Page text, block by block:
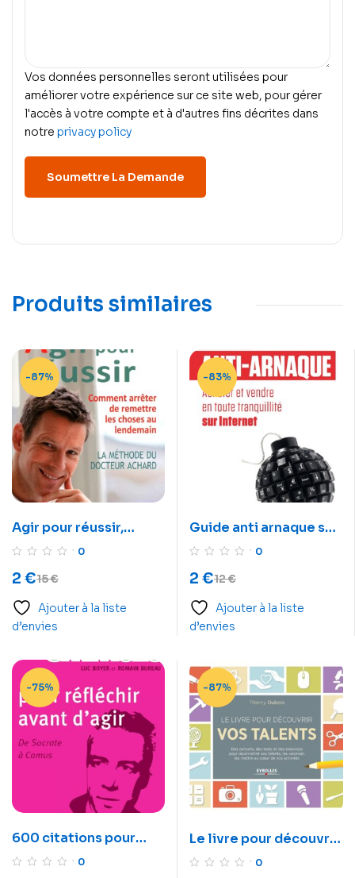
Vos données personnelles seront utilisées pour
améliorer votre expérience sur ce site web, pour gérer
l'accès à votre compte et à d'autres fins décrites dans
notre privacy policy
Produits similaires
-87%
Agir pour réussir,
comment arrêter de
lendemain
0
15€
2 €
Ajouter à la liste
d’envies
-83%
Guide anti arnaque sur
internet
0
12€
2 €
Ajouter à la liste
d’envies
-75%
600 citations pour
réfléchir avant d’agir
0
-87%
Le livre pour découvrir
vos talents: Des
0